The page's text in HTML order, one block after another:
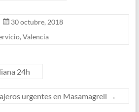
30 octubre, 2018
,Valencia
24h
urgentes en Masamagrell →